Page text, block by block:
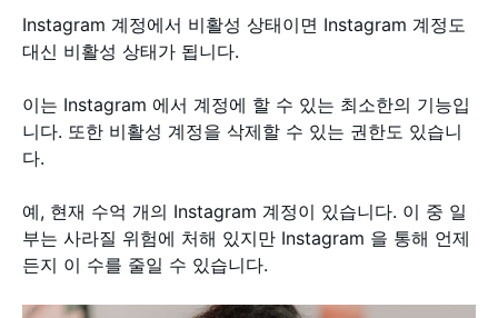
Instagram 계정에서 비활성 상태이면 Instagram 계정도
대신 비활성 상태가 됩니다.
이는 Instagram 에서 계정에 할 수 있는 최소한의 기능입
니다. 또한 비활성 계정을 삭제할 수 있는 권한도 있습니
다.
예, 현재 수억 개의 Instagram 계정이 있습니다. 이 중 일
부는 사라질 위험에 처해 있지만 Instagram 을 통해 언제
든지 이 수를 줄일 수 있습니다.